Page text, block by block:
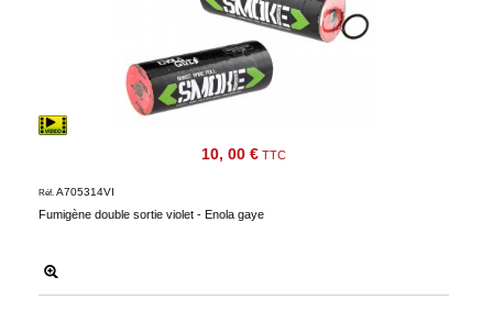
10, 00 € TTC
Fumigène double sortie violet - Enola gaye
Réf. A705314VI